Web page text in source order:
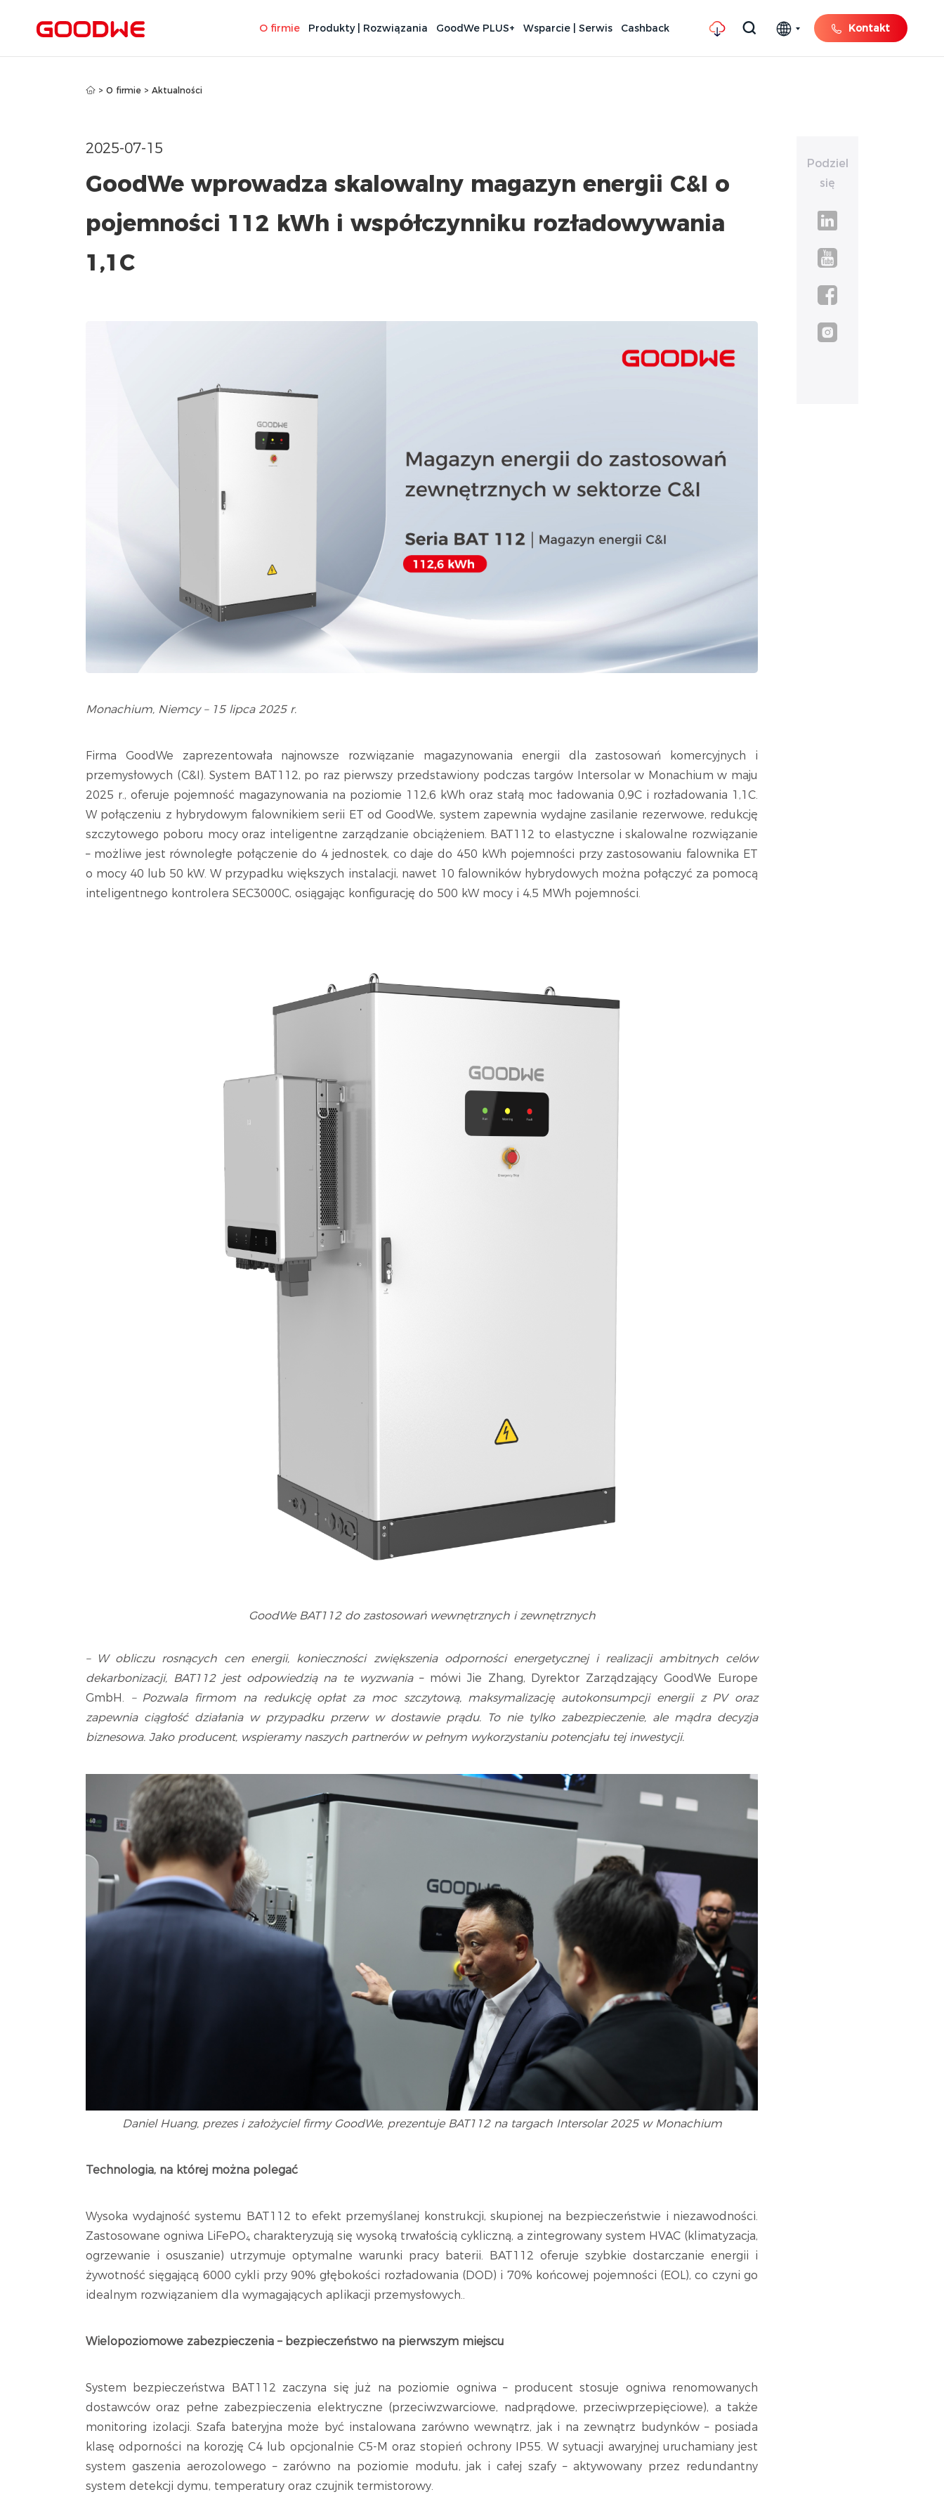
O firmie Produkty | Rozwiązania GoodWe PLUS+ Wsparcie | Serwis Cashback Kontakt
> O firmie > Aktualności
Podziel
się
2025-07-15
GoodWe wprowadza skalowalny magazyn energii C&I o
pojemności 112 kWh i współczynniku rozładowywania
1,1C
Monachium, Niemcy – 15 lipca 2025 r.
Firma GoodWe zaprezentowała najnowsze rozwiązanie magazynowania energii dla zastosowań komercyjnych i
przemysłowych (C&I). System BAT112, po raz pierwszy przedstawiony podczas targów Intersolar w Monachium w maju
2025 r., oferuje pojemność magazynowania na poziomie 112,6 kWh oraz stałą moc ładowania 0,9C i rozładowania 1,1C.
W połączeniu z hybrydowym falownikiem serii ET od GoodWe, system zapewnia wydajne zasilanie rezerwowe, redukcję
szczytowego poboru mocy oraz inteligentne zarządzanie obciążeniem. BAT112 to elastyczne i skalowalne rozwiązanie
– możliwe jest równoległe połączenie do 4 jednostek, co daje do 450 kWh pojemności przy zastosowaniu falownika ET
o mocy 40 lub 50 kW. W przypadku większych instalacji, nawet 10 falowników hybrydowych można połączyć za pomocą
inteligentnego kontrolera SEC3000C, osiągając konfigurację do 500 kW mocy i 4,5 MWh pojemności.
GoodWe BAT112 do zastosowań wewnętrznych i zewnętrznych
– W obliczu rosnących cen energii, konieczności zwiększenia odporności energetycznej i realizacji ambitnych celów
dekarbonizacji, BAT112 jest odpowiedzią na te wyzwania– mówi Jie Zhang, Dyrektor Zarządzający GoodWe Europe
GmbH. – Pozwala firmom na redukcję opłat za moc szczytową, maksymalizację autokonsumpcji energii z PV oraz
zapewnia ciągłość działania w przypadku przerw w dostawie prądu. To nie tylko zabezpieczenie, ale mądra decyzja
biznesowa. Jako producent, wspieramy naszych partnerów w pełnym wykorzystaniu potencjału tej inwestycji.
Daniel Huang, prezes i założyciel firmy GoodWe, prezentuje BAT112 na targach Intersolar 2025 w Monachium
Technologia, na której można polegać
Wysoka wydajność systemu BAT112 to efekt przemyślanej konstrukcji, skupionej na bezpieczeństwie i niezawodności.
Zastosowane ogniwa LiFePO₄ charakteryzują się wysoką trwałością cykliczną, a zintegrowany system HVAC (klimatyzacja,
ogrzewanie i osuszanie) utrzymuje optymalne warunki pracy baterii. BAT112 oferuje szybkie dostarczanie energii i
żywotność sięgającą 6000 cykli przy 90% głębokości rozładowania (DOD) i 70% końcowej pojemności (EOL), co czyni go
idealnym rozwiązaniem dla wymagających aplikacji przemysłowych..
Wielopoziomowe zabezpieczenia – bezpieczeństwo na pierwszym miejscu
System bezpieczeństwa BAT112 zaczyna się już na poziomie ogniwa – producent stosuje ogniwa renomowanych
dostawców oraz pełne zabezpieczenia elektryczne (przeciwzwarciowe, nadprądowe, przeciwprzepięciowe), a także
monitoring izolacji. Szafa bateryjna może być instalowana zarówno wewnątrz, jak i na zewnątrz budynków – posiada
klasę odporności na korozję C4 lub opcjonalnie C5-M oraz stopień ochrony IP55. W sytuacji awaryjnej uruchamiany jest
system gaszenia aerozolowego – zarówno na poziomie modułu, jak i całej szafy – aktywowany przez redundantny
system detekcji dymu, temperatury oraz czujnik termistorowy.